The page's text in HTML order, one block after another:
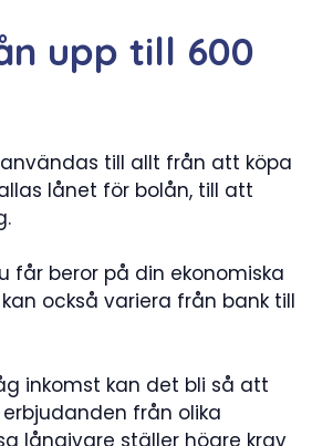
upp till 600
till allt från att köpa
lånet för bolån, till att
får beror på din ekonomiska
också variera från bank till
inkomst kan det bli så att
från olika
långivare ställer högre krav